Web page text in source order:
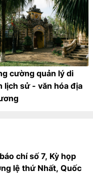
cường quản lý di
lịch sử - văn hóa địa
chí số 7, Kỳ họp
lệ thứ Nhất, Quốc